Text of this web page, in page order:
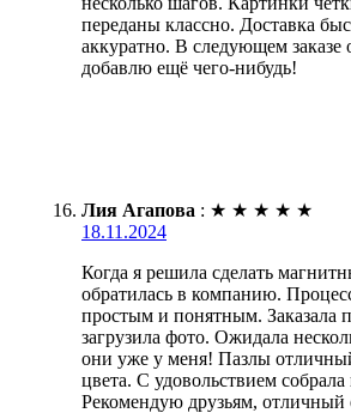
переданы классно. Доставка
аккуратно. В следующем заказе
добавлю ещё чего-нибудь!
Лия Агапова : ★ ★ ★ ★ ★
18.11.2024
Когда я решила сделать
обратилась в компанию.
простым и понятным. Заказала
загрузила фото. Ожидала
они уже у меня! Пазлы
цвета. С удовольствием собрала
Рекомендую друзьям, отличный